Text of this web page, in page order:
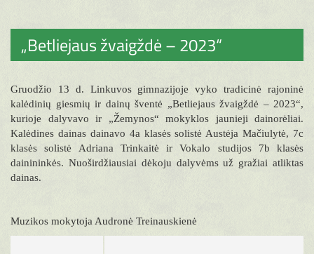
„Betliejaus žvaigždė – 2023“
Gruodžio 13 d. Linkuvos gimnazijoje vyko tradicinė rajoninė
kalėdinių giesmių ir dainų šventė „Betliejaus žvaigždė – 2023“,
kurioje dalyvavo ir „Žemynos“ mokyklos jaunieji dainorėliai.
Kalėdines dainas dainavo 4a klasės solistė Austėja Mačiulytė, 7c
klasės solistė Adriana Trinkaitė ir Vokalo studijos 7b klasės
dainininkės. Nuoširdžiausiai dėkoju dalyvėms už gražiai atliktas
dainas.
Muzikos mokytoja Audronė Treinauskienė